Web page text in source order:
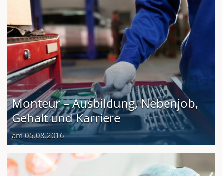
Monteur – Ausbildung, Nebenjob,
Gehalt und Karriere
am 05.08.2016